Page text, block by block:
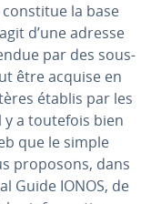
la base
d’une adresse
par des sous-
être acquise en
établis par les
a toutefois bien
que le simple
proposons, dans
Guide IONOS, de